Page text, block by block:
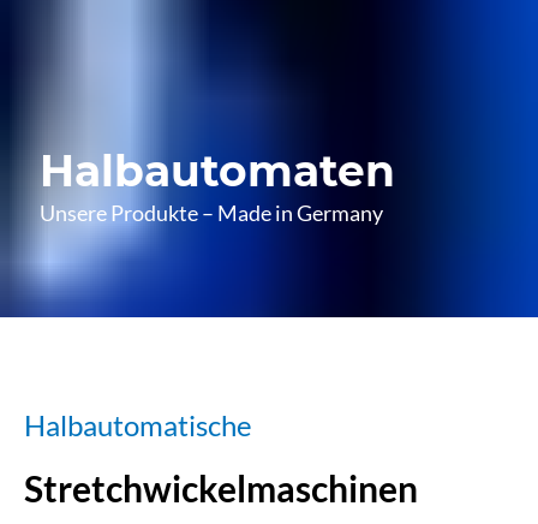
Halbautomaten
Unsere Produkte – Made in Germany
Halbautomatische
Stretchwickelmaschinen